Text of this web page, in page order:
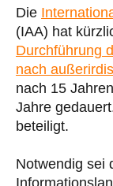
Die
(IAA) hat
Durchführung
nach
nach 15
Jahre
beteiligt.
Notwendig sei